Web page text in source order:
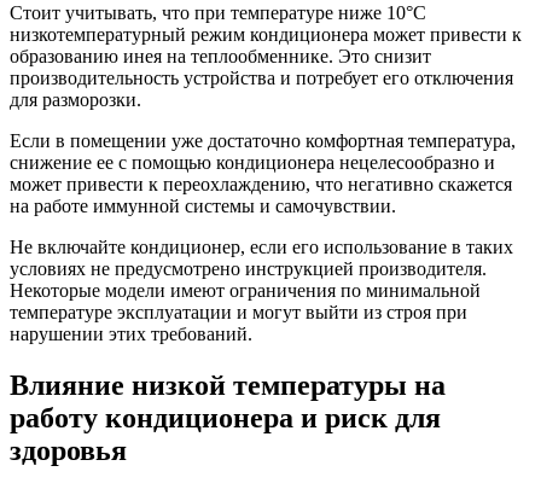
Стоит учитывать, что при температуре ниже 10°C
низкотемпературный режим кондиционера может привести к
образованию инея на теплообменнике. Это снизит
производительность устройства и потребует его отключения
для разморозки.
Если в помещении уже достаточно комфортная температура,
снижение ее с помощью кондиционера нецелесообразно и
может привести к переохлаждению, что негативно скажется
на работе иммунной системы и самочувствии.
Не включайте кондиционер, если его использование в таких
условиях не предусмотрено инструкцией производителя.
Некоторые модели имеют ограничения по минимальной
температуре эксплуатации и могут выйти из строя при
нарушении этих требований.
Влияние низкой температуры на
работу кондиционера и риск для
здоровья